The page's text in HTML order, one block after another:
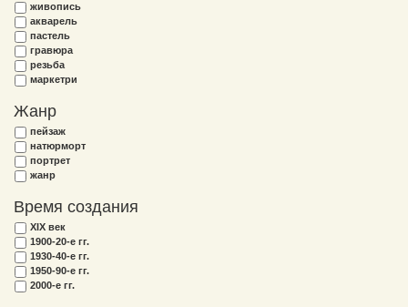
живопись
акварель
пастель
гравюра
резьба
маркетри
Жанр
пейзаж
натюрморт
портрет
жанр
Время создания
XIX век
1900-20-е гг.
1930-40-е гг.
1950-90-е гг.
2000-е гг.